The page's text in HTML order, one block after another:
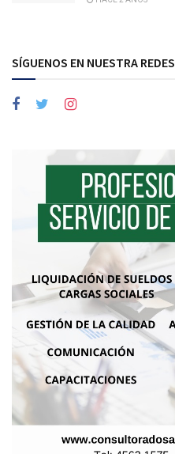
SÍGUENOS EN NUESTRA REDES